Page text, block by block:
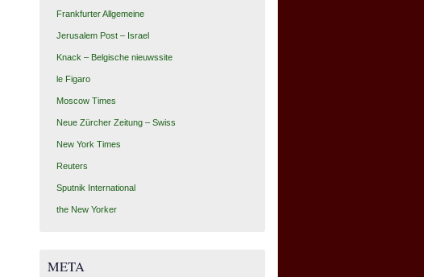
Frankfurter Allgemeine
Jerusalem Post – Israel
Knack – Belgische nieuwssite
le Figaro
Moscow Times
Neue Zürcher Zeitung – Swiss
New York Times
Reuters
Sputnik International
the New Yorker
META